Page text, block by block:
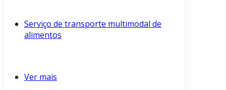
Serviço de transporte multimodal de
alimentos
Ver mais